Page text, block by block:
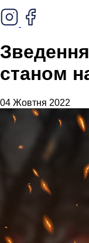
станом
04 Жовтня 2022